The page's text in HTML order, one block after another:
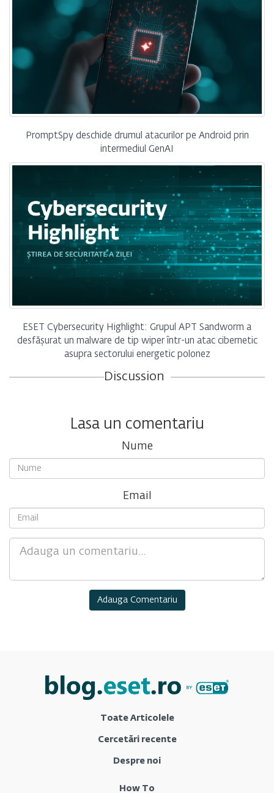
PromptSpy deschide drumul atacurilor pe Android prin
intermediul GenAI
ESET Cybersecurity Highlight: Grupul APT Sandworm a
desfășurat un malware de tip wiper într-un atac cibernetic
asupra sectorului energetic polonez
Discussion
Lasa un comentariu
Nume
Email
Toate Articolele
Cercetări recente
Despre noi
How To